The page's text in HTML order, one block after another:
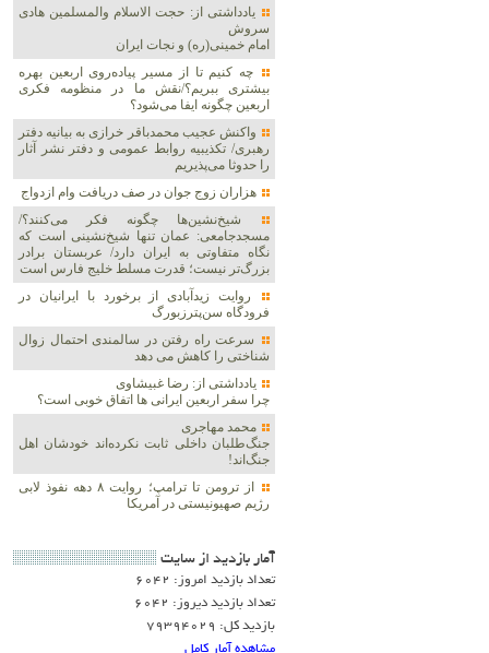
یادداشتی از: حجت الاسلام والمسلمین هادی
سروش
امام خمینی(ره) و نجات ایران
چه کنیم تا از مسیر پیاده‌روی اربعین بهره
بیشتری ببریم؟/نقش ما در منظومه فکری
اربعین چگونه ایفا می‌شود؟
واکنش عجیب محمدباقر خرازی به بیانیه دفتر
رهبری/ تکذیبیه روابط عمومی و دفتر نشر آثار
را حدوثا می‌پذیریم
هزاران زوج‌ جوان در صف دریافت وام ازدواج
شیخ‌نشین‌ها چگونه فکر می‌کنند؟/
مسجدجامعی: عمان تنها شیخ‌نشینی است که
نگاه متفاوتی به ایران دارد/ عربستان برادر
بزرگ‌تر نیست؛ قدرت مسلط خلیج فارس است
روایت زیدآبادی از برخورد با ایرانیان در
فرودگاه سن‌پترزبورگ
سرعت راه رفتن در سالمندی احتمال زوال
شناختی را کاهش می دهد
یادداشتی از: رضا غبیشاوی
چرا سفر اربعین ایرانی ها اتفاق خوبی است؟
محمد مهاجری
جنگ‌طلبان داخلی ثابت نکرده‌اند خودشان اهل
جنگ‌اند!
از ترومن تا ترامپ؛ روایت ۸ دهه نفوذ لابی
رژیم صهیونیستی در آمریکا
آمار بازديد از سايت
تعداد بازدید امروز: 6042
تعداد بازدید دیروز: 6042
بازدید کل: 79394029
مشاهده آمار کامل